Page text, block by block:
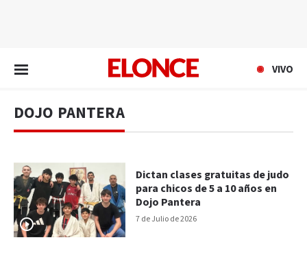
VIVO
DOJO PANTERA
7 de Julio de 2026
Dictan clases gratuitas de judo
para chicos de 5 a 10 años en
Dojo Pantera